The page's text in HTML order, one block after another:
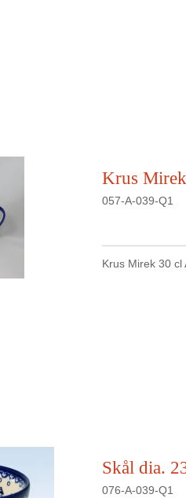
Krus
057-A-039-Q1
Krus Mirek 30
Skål dia.
076-A-039-Q1